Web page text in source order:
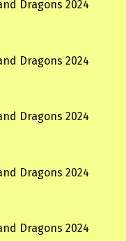
Dragons 2024
Dragons 2024
Dragons 2024
Dragons 2024
Dragons 2024